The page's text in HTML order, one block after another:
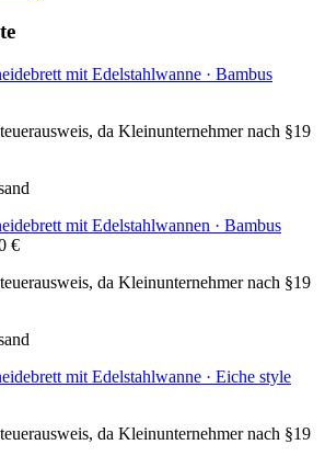
mit Edelstahlwanne · Bambus
da Kleinunternehmer nach §19
mit Edelstahlwannen · Bambus
€
da Kleinunternehmer nach §19
mit Edelstahlwanne · Eiche style
da Kleinunternehmer nach §19